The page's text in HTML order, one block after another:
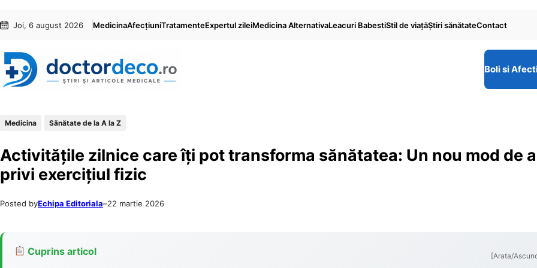
conținut
content
Joi, 6 august 2026 MedicinaAfecțiuniTratamenteExpertul zileiMedicina AlternativaLeacuri BabestiStil de viaţăŞtiri sănătateContact
Boli si
Medicina Sănătate de la A la Z
Activitățile zilnice care îți pot transforma sănătatea: Un nou mod de a
privi exercițiul fizic
Posted byEchipa Editoriala–22 martie 2026
Cuprins articol [Arata/